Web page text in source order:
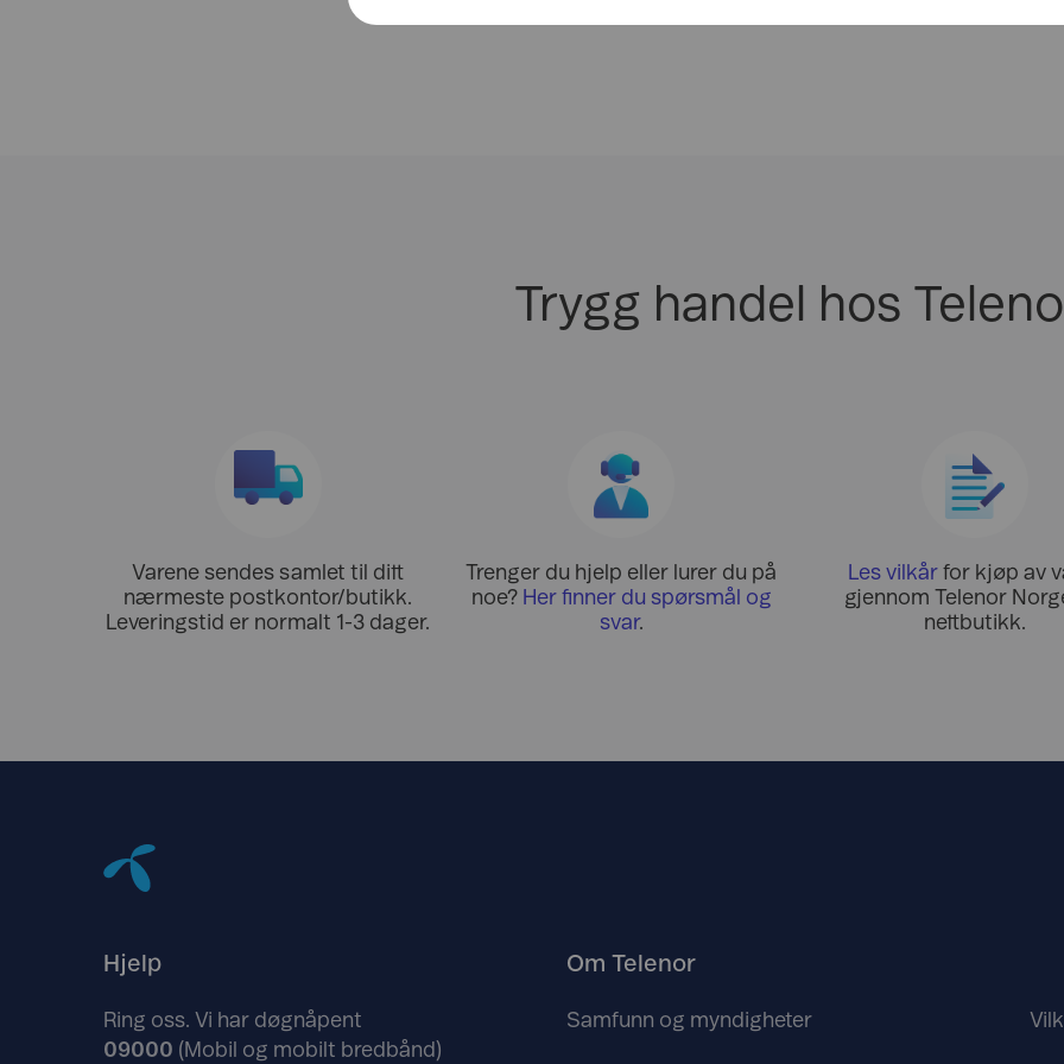
Trygg handel hos
Varene sendes samlet til ditt
nærmeste postkontor/butikk.
Leveringstid er normalt 1-3 dager.
Trenger du hjelp eller lurer du på
noe? Her finner du spørsmål og
svar.
Les vilkår for kjøp av
gjennom Telenor
nettbutikk.
Hjelp
Ring oss. Vi har døgnåpent
09000 (Mobil og mobilt bredbånd)
Om Telenor
Samfunn og myndigheter